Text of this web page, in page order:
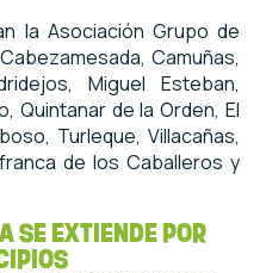
la Asociación Grupo de
Camuñas,
Miguel Esteban,
Quintanar de la Orden, El
Turleque, Villacañas,
de los Caballeros y
SE EXTIENDE POR